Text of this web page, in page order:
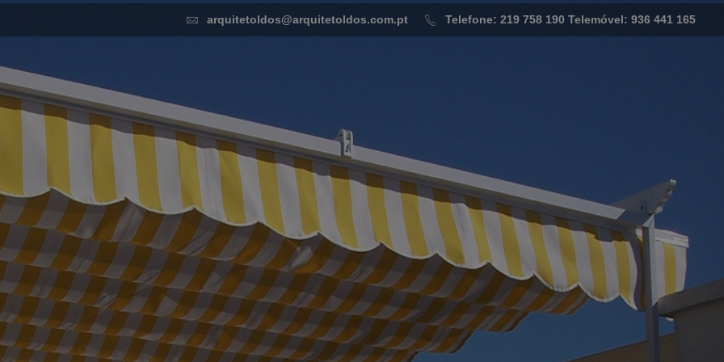
Telefone: 219 758 190 Telemóvel: 936 441 165
arquitetoldos@arquitetoldos.com.pt